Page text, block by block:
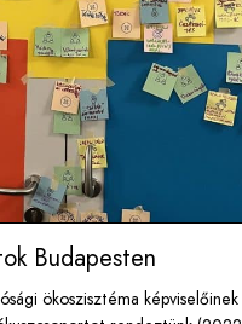
Budapesten
ökoszisztéma képviselőinek